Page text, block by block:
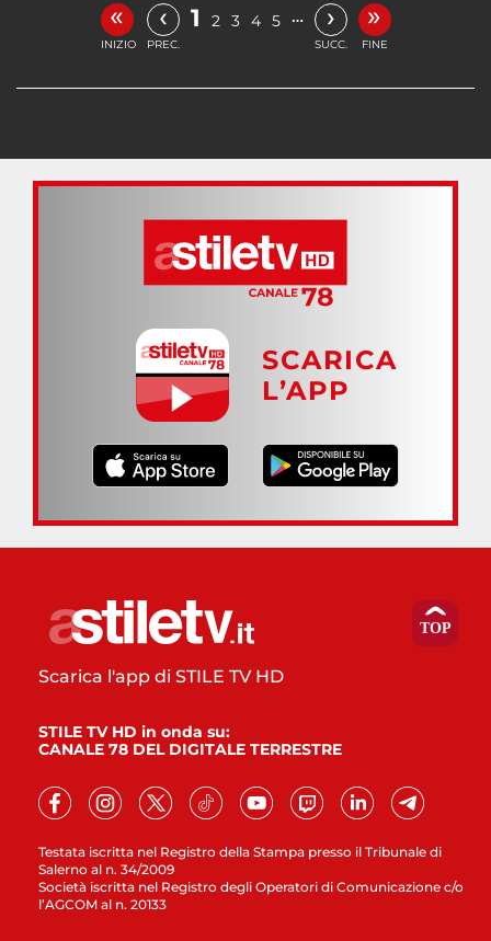
«
INIZIO
‹
PREC.
1 2 3 4 5 … ›
SUCC.
»
FINE
SCARICA
L’APP
Testata iscritta nel Registro della Stampa presso il Tribunale di
Salerno al n. 34/2009
Società iscritta nel Registro degli Operatori di Comunicazione c/o
l’AGCOM al n. 20133
Scarica l'app di STILE TV HD
STILE TV HD in onda su:
CANALE 78 DEL DIGITALE TERRESTRE